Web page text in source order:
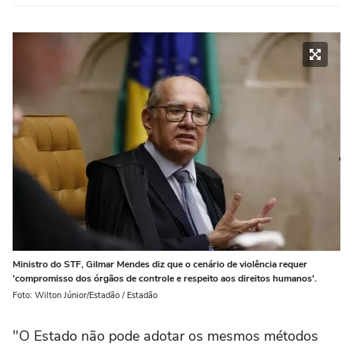
Ministro do STF, Gilmar Mendes diz que o cenário de violência requer
'compromisso dos órgãos de controle e respeito aos direitos humanos'.
Foto: Wilton Júnior/Estadão / Estadão
"O Estado não pode adotar os mesmos métodos